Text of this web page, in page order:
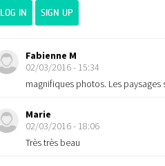
LOG IN SIGN UP
Fabienne M
02/03/2016 - 15:34
magnifiques photos. Les
Marie
02/03/2016 - 18:06
Très très beau